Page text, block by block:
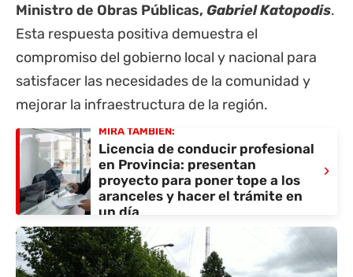
Ministro de Obras Públicas, Gabriel Katopodis.
Esta respuesta positiva demuestra el
compromiso del gobierno local y nacional para
satisfacer las necesidades de la comunidad y
mejorar la infraestructura de la región.
MIRÁ TAMBIÉN:
Licencia de conducir profesional
en Provincia: presentan
proyecto para poner tope a los
aranceles y hacer el trámite en
un día
›